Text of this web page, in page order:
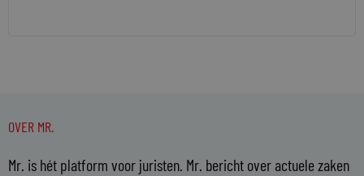
OVER MR.
Mr. is hét platform voor juristen. Mr. bericht over actuele zaken